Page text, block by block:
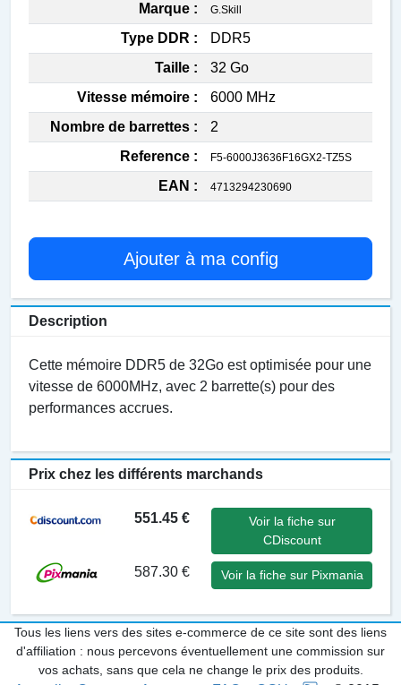
Marque : G.Skill
Type DDR :
DDR5
Taille :
32 Go
Vitesse mémoire :
6000 MHz
Nombre de barrettes :
2
Reference :
F5-6000J3636F16GX2-TZ5S
EAN : 4713294230690
Ajouter à ma config
Description
Cette mémoire DDR5 de 32Go est optimisée pour une
vitesse de 6000MHz, avec 2 barrette(s) pour des
performances accrues.
Prix chez les différents marchands
551.45 €
Voir la fiche sur
CDiscount
587.30 € Voir la fiche sur Pixmania
Tous les liens vers des sites e-commerce de ce site sont des liens
d'affiliation : nous percevons éventuellement une commission sur
vos achats, sans que cela ne change le prix des produits.